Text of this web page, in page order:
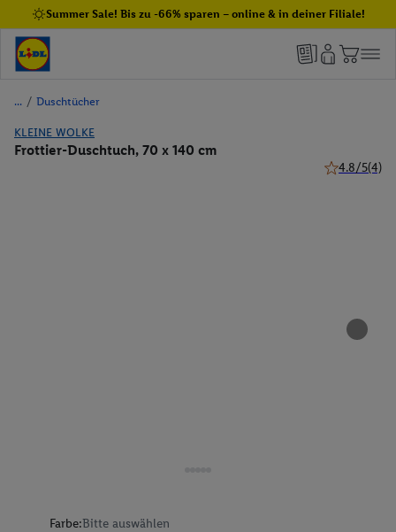
Summer Sale! Bis zu -66% sparen – online & in deiner Filiale!
/ Duschtücher
KLEINE WOLKE
Frottier-Duschtuch, 70 x 140 cm
4.8/5(4)
Farbe:Bitte auswählen